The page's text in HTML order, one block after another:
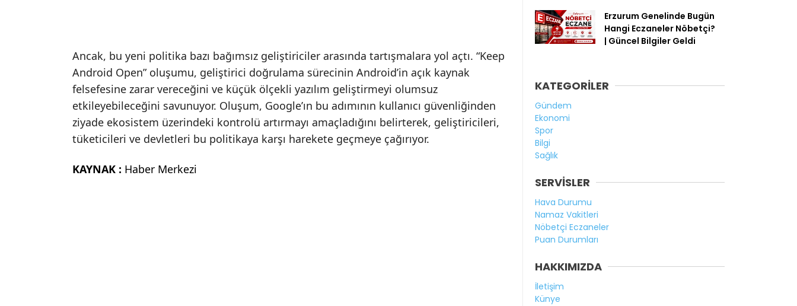
Ancak, bu yeni politika bazı bağımsız geliştiriciler arasında tartışmalara yol açtı. “Keep
Android Open” oluşumu, geliştirici doğrulama sürecinin Android’in açık kaynak
felsefesine zarar vereceğini ve küçük ölçekli yazılım geliştirmeyi olumsuz
etkileyebileceğini savunuyor. Oluşum, Google’ın bu adımının kullanıcı güvenliğinden
ziyade ekosistem üzerindeki kontrolü artırmayı amaçladığını belirterek, geliştiricileri,
tüketicileri ve devletleri bu politikaya karşı harekete geçmeye çağırıyor.
KAYNAK : Haber Merkezi
Erzurum Genelinde Bugün
Hangi Eczaneler Nöbetçi?
| Güncel Bilgiler Geldi
KATEGORİLER
Gündem
Ekonomi
Spor
Bilgi
Sağlık
SERVİSLER
Hava Durumu
Namaz Vakitleri
Nöbetçi Eczaneler
Puan Durumları
HAKKIMIZDA
İletişim
Künye